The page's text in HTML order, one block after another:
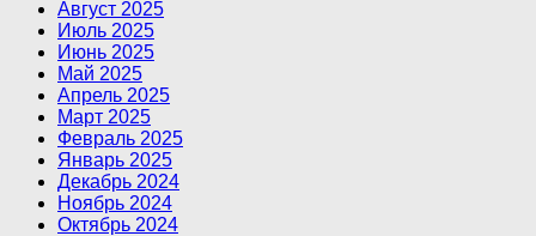
Август 2025
Июль 2025
Июнь 2025
Май 2025
Апрель 2025
Март 2025
Февраль 2025
Январь 2025
Декабрь 2024
Ноябрь 2024
Октябрь 2024